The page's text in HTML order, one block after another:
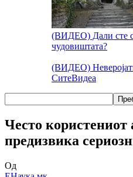
(ВИДЕО) Дали сте
чудовиштата?
(ВИДЕО)
СитеВидеа
Често користениот
предизвика
Од